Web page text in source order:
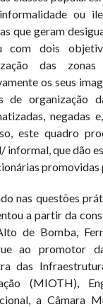
ou
que geram
com dois
das
os seus
de organização
negadas
este quadro
informal, que dão
promovidas
nas questões
a partir da
de Bomba,
ao promotor
das
(MIOTH),
a Câmara